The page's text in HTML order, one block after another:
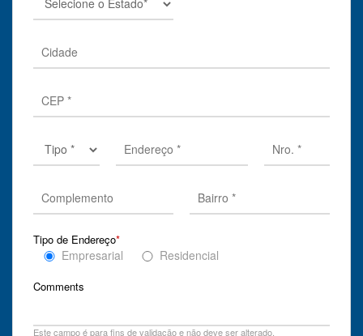
Tipo de Endereço*
Empresarial Residencial
Comments
Este campo é para fins de validação e não deve ser alterado.